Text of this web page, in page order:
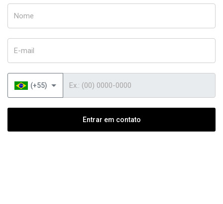
(+55)
Entrar em contato